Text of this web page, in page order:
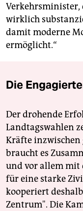
Verkehrsminister,
wirklich
damit moderne
ermöglicht.“
Die
Der drohende
Landtagswahlen
Kräfte inzwischen
braucht es
und vor allem mit
für eine starke
kooperiert
Zentrum". Die